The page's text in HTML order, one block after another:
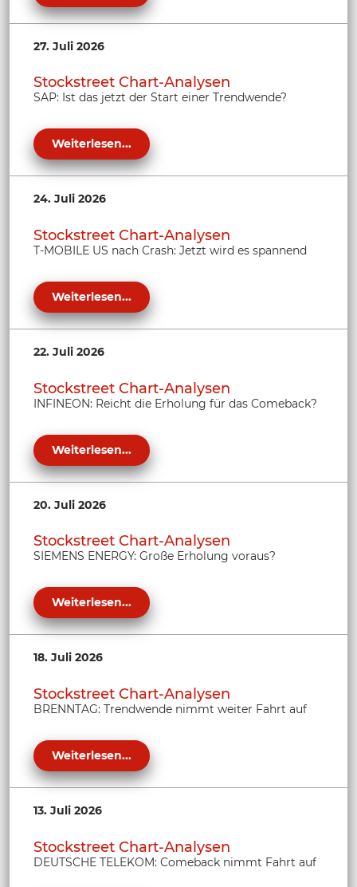
27. Juli 2026
Stockstreet Chart-Analysen
SAP: Ist das jetzt der Start einer Trendwende?
Weiterlesen...
24. Juli 2026
Stockstreet Chart-Analysen
T-MOBILE US nach Crash: Jetzt wird es spannend
Weiterlesen...
22. Juli 2026
Stockstreet Chart-Analysen
INFINEON: Reicht die Erholung für das Comeback?
Weiterlesen...
20. Juli 2026
Stockstreet Chart-Analysen
SIEMENS ENERGY: Große Erholung voraus?
Weiterlesen...
18. Juli 2026
Stockstreet Chart-Analysen
BRENNTAG: Trendwende nimmt weiter Fahrt auf
Weiterlesen...
13. Juli 2026
Stockstreet Chart-Analysen
DEUTSCHE TELEKOM: Comeback nimmt Fahrt auf